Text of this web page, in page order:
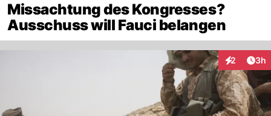
Missachtung des Kongresses?
Ausschuss will Fauci belangen
2 3h